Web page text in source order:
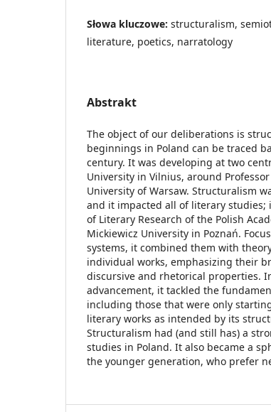
Słowa kluczowe: structuralism,
literature, poetics, narratology
Abstrakt
The object of our deliberations is
beginnings in Poland can be traced
century. It was developing at two
University in Vilnius, around
University of Warsaw. Structuralism
and it impacted all of literary
of Literary Research of the Polish
Mickiewicz University in Poznań.
systems, it combined them with
individual works, emphasizing their
discursive and rhetorical properties.
advancement, it tackled the
including those that were only
literary works as intended by its
Structuralism had (and still has) a
studies in Poland. It also became a
the younger generation, who prefer